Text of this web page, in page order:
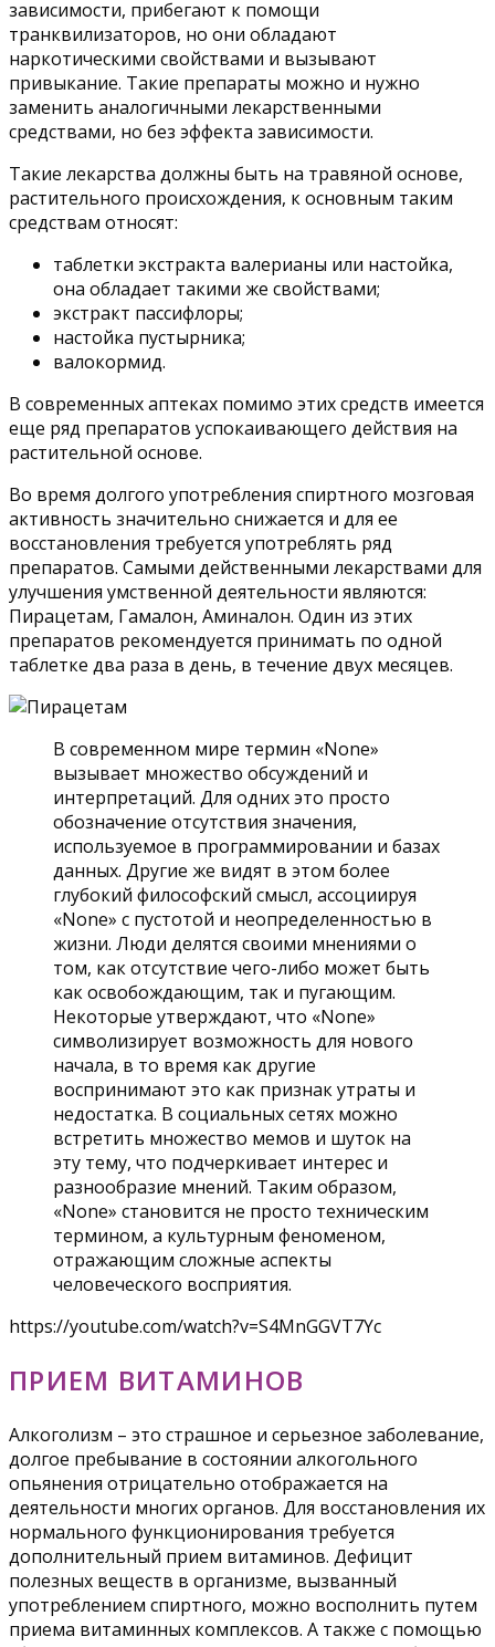
зависимости, прибегают к помощи
транквилизаторов, но они обладают
наркотическими свойствами и вызывают
привыкание. Такие препараты можно и нужно
заменить аналогичными лекарственными
средствами, но без эффекта зависимости.
Такие лекарства должны быть на травяной основе,
растительного происхождения, к основным таким
средствам относят:
таблетки экстракта валерианы или настойка,
она обладает такими же свойствами;
экстракт пассифлоры;
настойка пустырника;
валокормид.
В современных аптеках помимо этих средств имеется
еще ряд препаратов успокаивающего действия на
растительной основе.
Во время долгого употребления спиртного мозговая
активность значительно снижается и для ее
восстановления требуется употреблять ряд
препаратов. Самыми действенными лекарствами для
улучшения умственной деятельности являются:
Пирацетам, Гамалон, Аминалон. Один из этих
препаратов рекомендуется принимать по одной
таблетке два раза в день, в течение двух месяцев.
В современном мире термин «None»
вызывает множество обсуждений и
интерпретаций. Для одних это просто
обозначение отсутствия значения,
используемое в программировании и базах
данных. Другие же видят в этом более
глубокий философский смысл, ассоциируя
«None» с пустотой и неопределенностью в
жизни. Люди делятся своими мнениями о
том, как отсутствие чего-либо может быть
как освобождающим, так и пугающим.
Некоторые утверждают, что «None»
символизирует возможность для нового
начала, в то время как другие
воспринимают это как признак утраты и
недостатка. В социальных сетях можно
встретить множество мемов и шуток на
эту тему, что подчеркивает интерес и
разнообразие мнений. Таким образом,
«None» становится не просто техническим
термином, а культурным феноменом,
отражающим сложные аспекты
человеческого восприятия.
https://youtube.com/watch?v=S4MnGGVT7Yc
ПРИЕМ ВИТАМИНОВ
Алкоголизм – это страшное и серьезное заболевание,
долгое пребывание в состоянии алкогольного
опьянения отрицательно отображается на
деятельности многих органов. Для восстановления их
нормального функционирования требуется
дополнительный прием витаминов. Дефицит
полезных веществ в организме, вызванный
употреблением спиртного, можно восполнить путем
приема витаминных комплексов. А также с помощью